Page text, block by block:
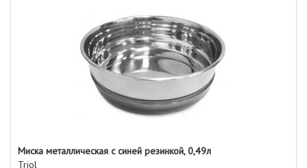
Миска металлическая с синей резинкой, 0,49л
Triol